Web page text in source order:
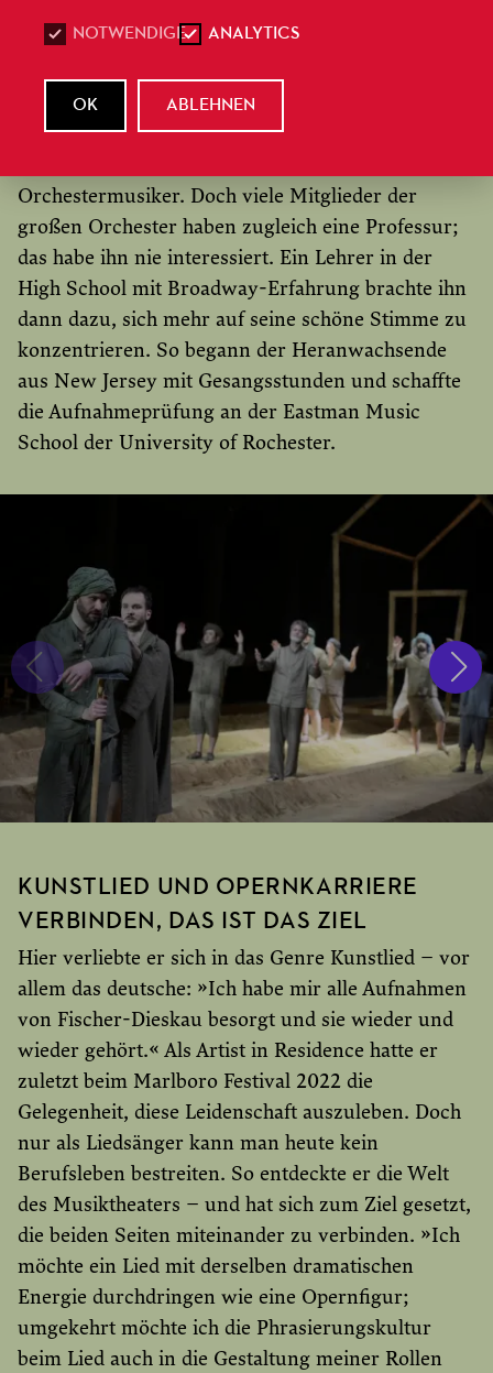
In der Kindheit und Jugend stand der Gesang erst
heute nicht weniger als vier Instrumente: neben
Klavier auch Violoncello, Querflöte und Klarinette.
Orchestermusiker. Doch viele Mitglieder der
großen Orchester haben zugleich eine Professur;
das habe ihn nie interessiert. Ein Lehrer in der
High School mit Broadway-Erfahrung brachte ihn
dann dazu, sich mehr auf seine schöne Stimme zu
konzentrieren. So begann der Heranwachsende
aus New Jersey mit Gesangsstunden und schaffte
die Aufnahmeprüfung an der Eastman Music
School der University of Rochester.
KUNSTLIED UND OPERNKARRIERE
VERBINDEN, DAS IST DAS ZIEL
Hier verliebte er sich in das Genre Kunstlied – vor
allem das deutsche: »Ich habe mir alle Aufnahmen
von Fischer-Dieskau besorgt und sie wieder und
wieder gehört.« Als Artist in Residence hatte er
zuletzt beim Marlboro Festival 2022 die
Gelegenheit, diese Leidenschaft auszuleben. Doch
nur als Liedsänger kann man heute kein
Berufsleben bestreiten. So entdeckte er die Welt
des Musiktheaters – und hat sich zum Ziel gesetzt,
die beiden Seiten miteinander zu verbinden. »Ich
möchte ein Lied mit derselben dramatischen
Energie durchdringen wie eine Opernfigur;
umgekehrt möchte ich die Phrasierungskultur
beim Lied auch in die Gestaltung meiner Rollen
NOTWENDIGE ANALYTICS
OK ABLEHNEN